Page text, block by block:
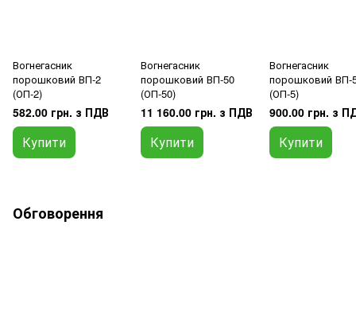
Вогнегасник
порошковий ВП-2
(ОП-2)
582.00 грн. з ПДВ
Купити
Вогнегасник
порошковий ВП-50
(ОП-50)
11 160.00 грн. з ПДВ
Купити
Вогнегасник
порошковий ВП-
(ОП-5)
900.00 грн. з
Купити
Обговорення